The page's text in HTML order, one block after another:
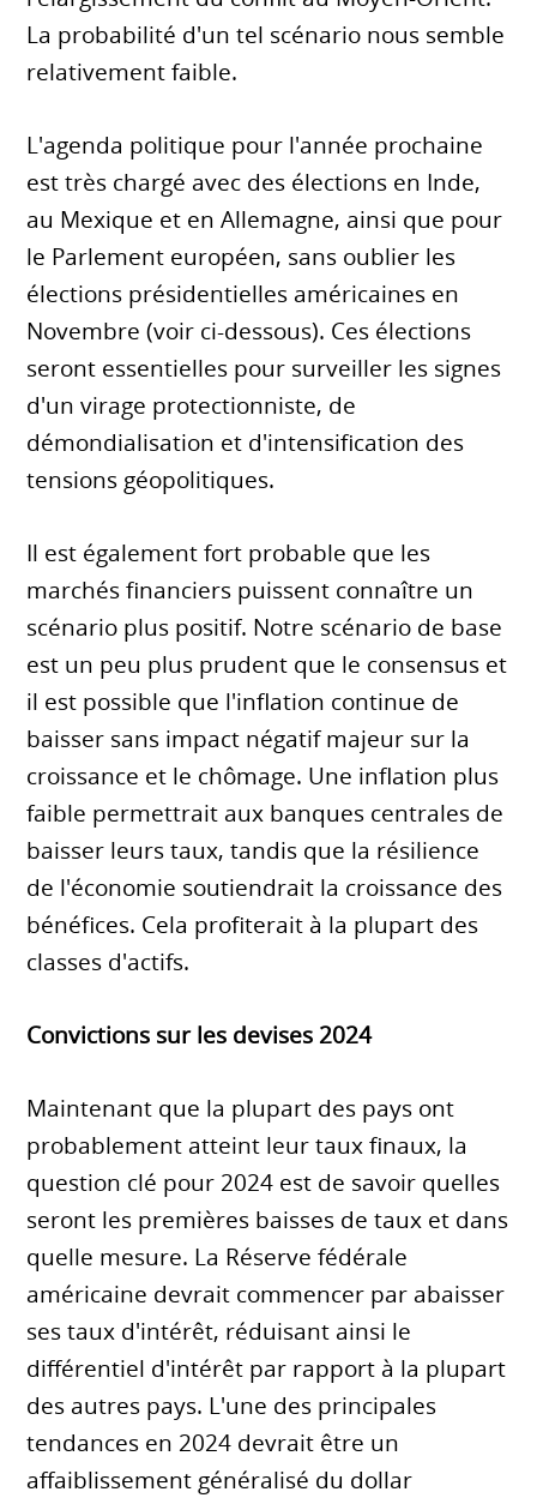
La probabilité d'un tel scénario nous semble
relativement faible.
L'agenda politique pour l'année prochaine
est très chargé avec des élections en Inde,
au Mexique et en Allemagne, ainsi que pour
le Parlement européen, sans oublier les
élections présidentielles américaines en
Novembre (voir ci-dessous). Ces élections
seront essentielles pour surveiller les signes
d'un virage protectionniste, de
démondialisation et d'intensification des
tensions géopolitiques.
Il est également fort probable que les
marchés financiers puissent connaître un
scénario plus positif. Notre scénario de base
est un peu plus prudent que le consensus et
il est possible que l'inflation continue de
baisser sans impact négatif majeur sur la
croissance et le chômage. Une inflation plus
faible permettrait aux banques centrales de
baisser leurs taux, tandis que la résilience
de l'économie soutiendrait la croissance des
bénéfices. Cela profiterait à la plupart des
classes d'actifs.
Convictions sur les devises 2024
Maintenant que la plupart des pays ont
probablement atteint leur taux finaux, la
question clé pour 2024 est de savoir quelles
seront les premières baisses de taux et dans
quelle mesure. La Réserve fédérale
américaine devrait commencer par abaisser
ses taux d'intérêt, réduisant ainsi le
différentiel d'intérêt par rapport à la plupart
des autres pays. L'une des principales
tendances en 2024 devrait être un
affaiblissement généralisé du dollar